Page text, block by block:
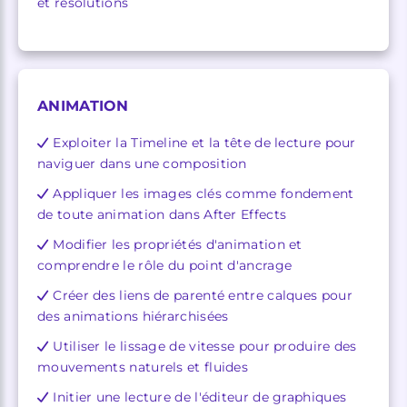
ANIMATION
Exploiter la Timeline et la tête de lecture pour
naviguer dans une composition
Appliquer les images clés comme fondement
de toute animation dans After Effects
Modifier les propriétés d'animation et
comprendre le rôle du point d'ancrage
Créer des liens de parenté entre calques pour
des animations hiérarchisées
Utiliser le lissage de vitesse pour produire des
mouvements naturels et fluides
Initier une lecture de l'éditeur de graphiques